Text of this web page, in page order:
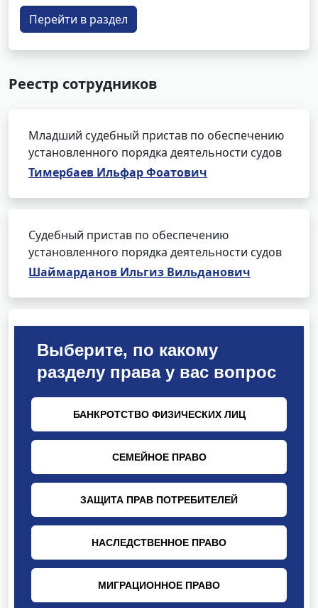
Перейти в раздел
Реестр сотрудников
Младший судебный пристав по обеспечению
установленного порядка деятельности судов
Тимербаев Ильфар Фоатович
Судебный пристав по обеспечению
установленного порядка деятельности судов
Шаймарданов Ильгиз Вильданович